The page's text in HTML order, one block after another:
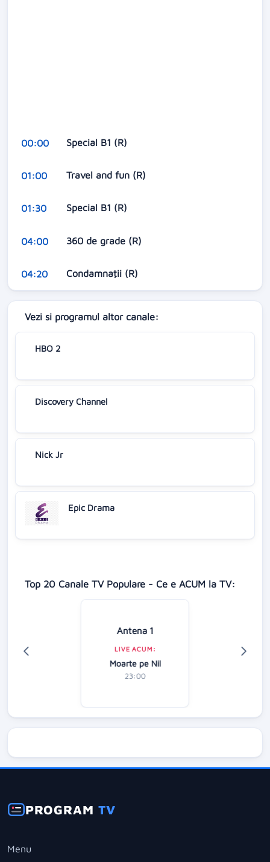
00:00 Special B1 (R)
01:00 Travel and fun (R)
01:30 Special B1 (R)
04:00 360 de grade (R)
04:20 Condamnaţii (R)
Vezi si programul altor canale:
HBO 2
Discovery Channel
Nick Jr
Epic Drama
Top 20 Canale TV Populare - Ce e ACUM la TV:
Antena 1
LIVE ACUM:
Moarte pe Nil
23:00
PROGRAMTV
Menu